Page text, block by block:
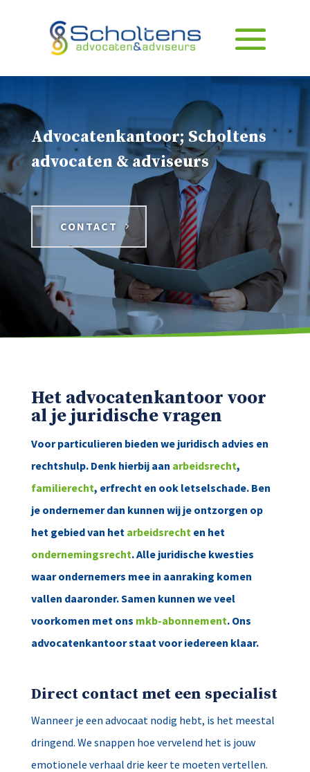
Advocatenkantoor; Scholtens
advocaten & adviseurs
CONTACT
Het advocatenkantoor voor
al je juridische vragen
Voor particulieren bieden we juridisch advies en
rechtshulp. Denk hierbij aan arbeidsrecht,
familierecht, erfrecht en ook letselschade. Ben
je ondernemer dan kunnen wij je ontzorgen op
het gebied van het arbeidsrechten het
ondernemingsrecht. Alle juridische kwesties
waar ondernemers mee in aanraking komen
vallen daaronder. Samen kunnen we veel
voorkomen met ons mkb-abonnement. Ons
advocatenkantoor staat voor iedereen klaar.
Direct contact met een specialist
Wanneer je een advocaat nodig hebt, is het meestal
dringend. We snappen hoe vervelend het is jouw
emotionele verhaal drie keer te moeten vertellen.